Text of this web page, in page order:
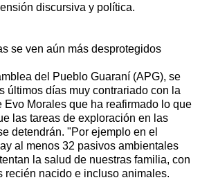
discursiva y política.
se ven aún más desprotegidos
del Pueblo Guaraní (APG), se
últimos días muy contrariado con la
Evo Morales que ha reafirmado lo que
las tareas de exploración en las
detendrán. "Por ejemplo en el
al menos 32 pasivos ambientales
la salud de nuestras familia, con
recién nacido e incluso animales.